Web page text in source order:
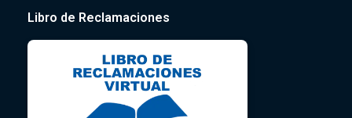
Libro de Reclamaciones